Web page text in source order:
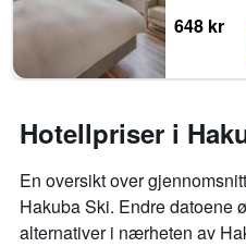
648 kr
Hotellpriser i
En oversikt over
Hakuba Ski. Endre datoene
alternativer i nærheten av